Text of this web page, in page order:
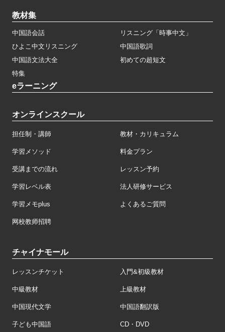
教材集
中国語会話
リスニング「時事中文」
ひよこ中文リスニング
中国語歌詞
中国語文法大全
初めての超短文
特集
eラーニング
オンラインスクール
担任制・講師 教材・カリキュラム
学習メソッド 料金プラン
受講までの流れ レッスン予約
学習レベル表 法人研修サービス
学習メモplus よくあるご質問
网校教师招聘
チャイナモール
レッスンチケット 入門&初級教材
中級教材 上級教材
中国現代文学 中国語翻訳版
子ども中国語 CD・DVD